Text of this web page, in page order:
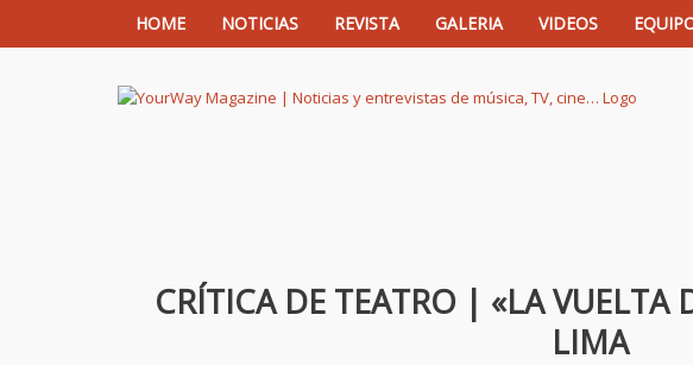
HOME NOTICIAS REVISTA GALERIA VIDEOS
CRÍTICA DE TEATRO | «LA VUELTA
LIMA